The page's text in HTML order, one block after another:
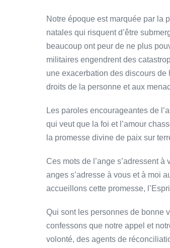
Notre époque est marquée par la
natales qui risquent d’être
beaucoup ont peur de ne plus
militaires engendrent des
une exacerbation des discours
droits de la personne et aux
Les paroles encourageantes de
qui veut que la foi et l’amour
la promesse divine de paix sur
Ces mots de l’ange s’adressent
anges s’adresse à vous et à moi
accueillons cette promesse,
Qui sont les personnes de bonne
confessons que notre appel et
volonté, des agents de